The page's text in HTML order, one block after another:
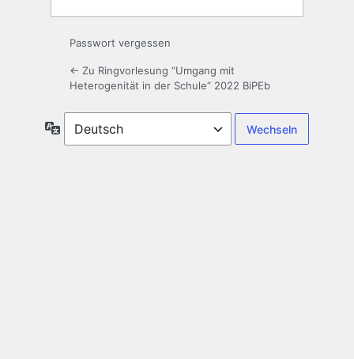
Passwort vergessen
← Zu Ringvorlesung “Umgang mit
Heterogenität in der Schule“ 2022 BiPEb
Sprache